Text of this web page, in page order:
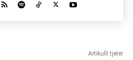
Artikulli tjetër